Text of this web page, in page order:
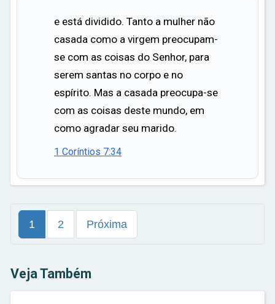
e está dividido. Tanto a mulher não
casada como a virgem preocupam-
se com as coisas do Senhor, para
serem santas no corpo e no
espírito. Mas a casada preocupa-se
com as coisas deste mundo, em
como agradar seu marido.
1 Coríntios 7:34
1 2 Próxima
Veja Também